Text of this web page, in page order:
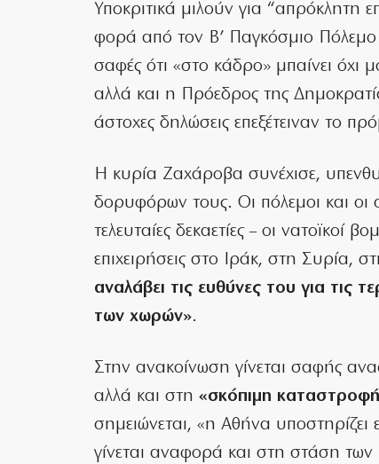
Υποκριτικά μιλούν για “απρόκλητη
φορά από τον Β’ Παγκόσμιο Πόλεμο
σαφές ότι «στο κάδρο» μπαίνει
αλλά και η Πρόεδρος της
άστοχες δηλώσεις επεξέτειναν το
Η κυρία Ζαχάροβα συνέχισε,
δορυφόρων τους. Οι πόλεμοι και οι
τελευταίες δεκαετίες – οι νατοϊκοί
επιχειρήσεις στο Ιράκ, στη Συρία,
αναλάβει τις ευθύνες του για τις
των χωρών».
Στην ανακοίνωση γίνεται σαφής
αλλά και στη «σκόπιμη
σημειώνεται, «η Αθήνα
γίνεται αναφορά και στη στάση